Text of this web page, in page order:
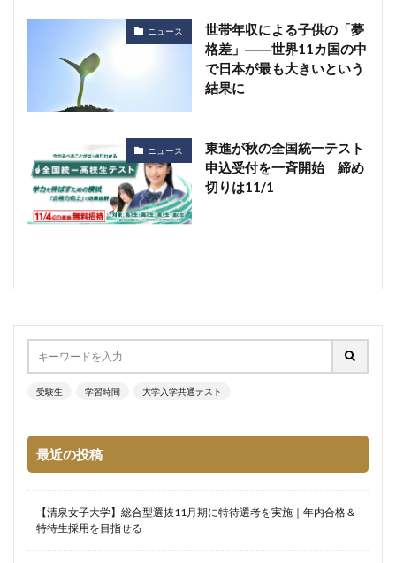
ニュース
世帯年収による子供の「夢
格差」――世界11カ国の中
で日本が最も大きいという
結果に
ニュース
東進が秋の全国統一テスト
申込受付を一斉開始 締め
切りは11/1
受験生 学習時間 大学入学共通テスト
最近の投稿
【清泉女子大学】総合型選抜11月期に特待選考を実施｜年内合格＆
特待生採用を目指せる